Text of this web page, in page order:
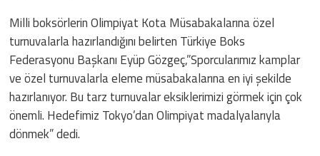
Milli boksörlerin Olimpiyat Kota Müsabakalarına özel
turnuvalarla hazırlandığını belirten Türkiye Boks
Federasyonu Başkanı Eyüp Gözgeç,”Sporcularımız kamplar
ve özel turnuvalarla eleme müsabakalarına en iyi şekilde
hazırlanıyor. Bu tarz turnuvalar eksiklerimizi görmek için çok
önemli. Hedefimiz Tokyo’dan Olimpiyat madalyalarıyla
dönmek” dedi.